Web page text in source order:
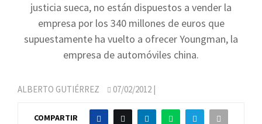
justicia sueca, no están dispuestos a vender la
empresa por los 340 millones de euros que
supuestamente ha vuelto a ofrecer Youngman, la
empresa de automóviles china.
ALBERTO GUTIÉRREZ 07/02/2012 |
COMPARTIR